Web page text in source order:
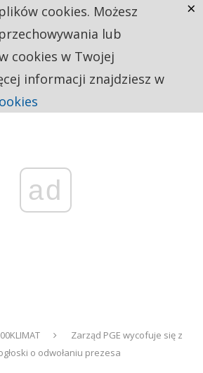
ad
Zarząd PGE wycofuje się z
o odwołaniu prezesa
cookies. Możesz
lub
cookies w Twojej
informacji znajdziesz w
×